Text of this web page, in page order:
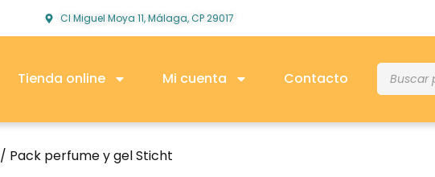
Cl Miguel Moya 11, Málaga, CP 29017
Tienda online Mi cuenta Contacto
/ Pack perfume y gel Sticht